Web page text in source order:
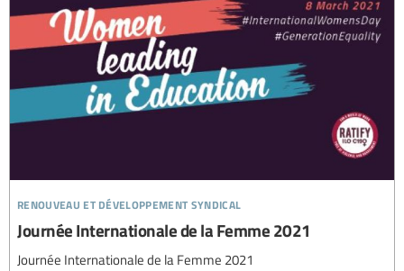
renouveau et développement syndical
Journée Internationale de la Femme 2021
Journée Internationale de la Femme 2021